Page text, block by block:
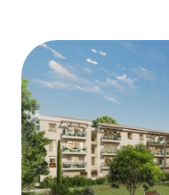
PORTFOLIO